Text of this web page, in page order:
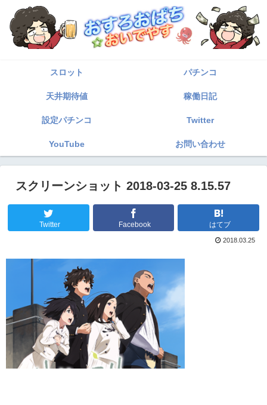
スロット パチンコ
天井期待値 稼働日記
設定パチンコ Twitter
YouTube お問い合わせ
スクリーンショット 2018-03-25 8.15.57
Twitter Facebook はてブ
2018.03.25